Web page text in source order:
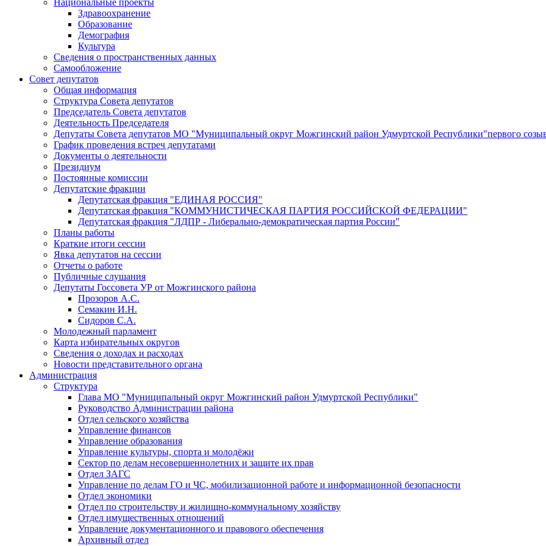
Здравоохранение
Образование
Демография
Культура
Сведения о пространственных данных
Самообложение
Совет депутатов
Общая информация
Структура Совета депутатов
Председатель Совета депутатов
Деятельность Председателя
Депутаты Совета депутатов МО "Муниципальный округ Можгинский район Удмуртской Республики"первого
График проведения встреч депутатами
Документы о деятельности
Президиум
Постоянные комиссии
Депутатские фракции
Депутатская фракция "ЕДИНАЯ РОССИЯ"
Депутатская фракция "КОММУНИСТИЧЕСКАЯ ПАРТИЯ РОССИЙСКОЙ ФЕДЕРАЦИИ"
Депутатская фракция "ЛДПР - Либерально-демократическая партия России"
Планы работы
Краткие итоги сессии
Явка депутатов на сессии
Отчеты о работе
Публичные слушания
Депутаты Госсовета УР от Можгинского района
Прозоров А.С.
Семакин И.Н.
Сидоров С.А.
Молодежный парламент
Карта избирательных округов
Сведения о доходах и расходах
Новости представительного органа
Администрация
Структура
Глава МО "Муниципальный округ Можгинский район Удмуртской Республики"
Руководство Администрации района
Отдел сельского хозяйства
Управление финансов
Управление образования
Управление культуры, спорта и молодёжи
Сектор по делам несовершеннолетних и защите их прав
Отдел ЗАГС
Управление по делам ГО и ЧС, мобилизационной работе и информационной безопасности
Отдел экономики
Отдел по строительству и жилищно-коммунальному хозяйству
Отдел имущественных отношений
Управление документационного и правового обеспечения
Архивный отдел